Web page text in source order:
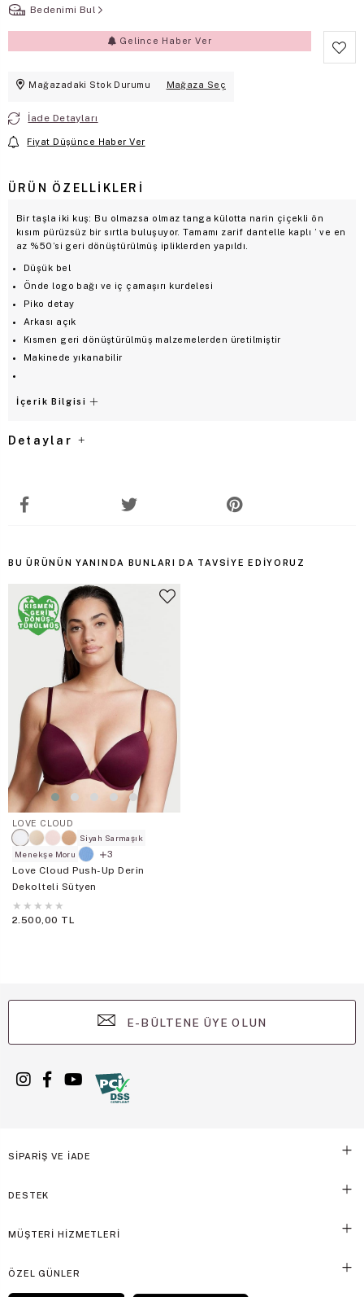
Bedenimi Bul
Gelince Haber Ver
Mağazadaki Stok Durumu Mağaza Seç
İade Detayları
Fiyat Düşünce Haber Ver
ÜRÜN ÖZELLIKLERI
Bir taşla iki kuş: Bu olmazsa olmaz tanga külotta narin çiçekli ön
kısım pürüzsüz bir sırtla buluşuyor. Tamamı zarif dantelle kaplı ’ ve en
az %50’si geri dönüştürülmüş ipliklerden yapıldı.
Düşük bel
Önde logo bağı ve iç çamaşırı kurdelesi
Piko detay
Arkası açık
Kısmen geri dönüştürülmüş malzemelerden üretilmiştir
Makinede yıkanabilir
İçerik Bilgisi
Detaylar
BU ÜRÜNÜN YANINDA BUNLARI DA TAVSIYE EDIYORUZ
LOVE CLOUD
Siyah Sarmaşık
Menekşe Moru
3
Love Cloud Push-Up Derin
Dekolteli Sütyen
★ ★ ★ ★ ★
2.500,00 TL
E-BÜLTENE ÜYE OLUN
SİPARİŞ VE İADE
DESTEK
MÜŞTERİ HİZMETLERİ
ÖZEL GÜNLER